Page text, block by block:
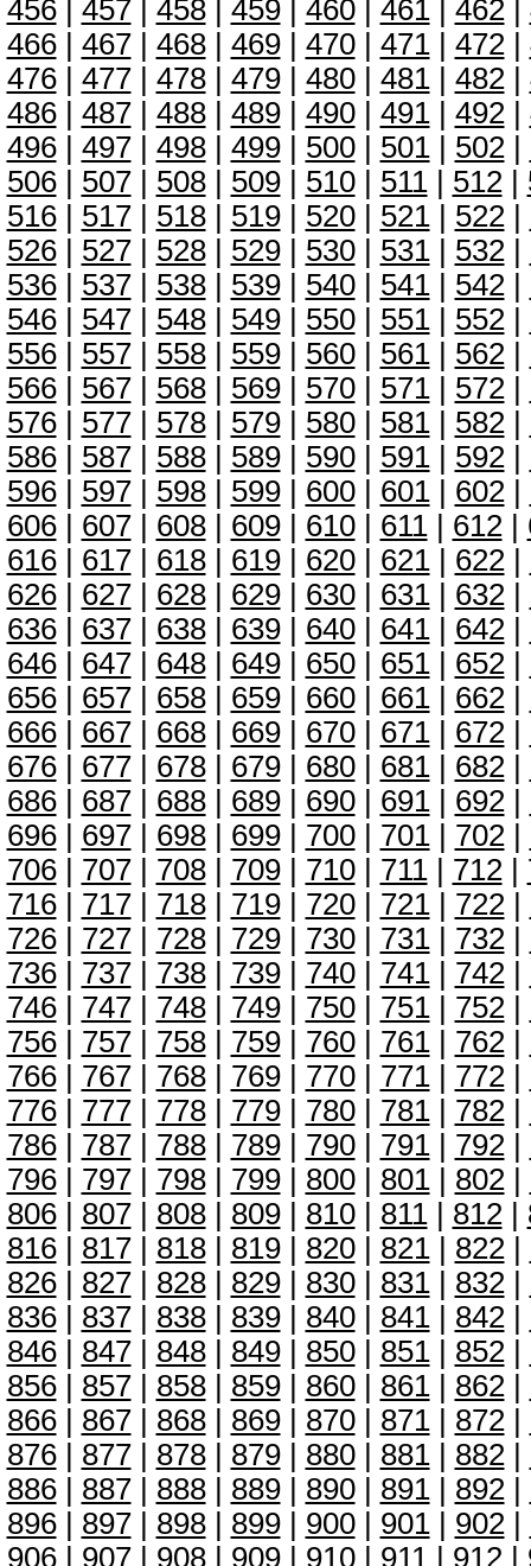
456| 457| 458| 459| 460| 461| 462|
466| 467| 468| 469| 470| 471| 472|
476| 477| 478| 479| 480| 481| 482|
486| 487| 488| 489| 490| 491| 492|
496| 497| 498| 499| 500| 501| 502|
506| 507| 508| 509| 510| 511| 512|
516| 517| 518| 519| 520| 521| 522|
526| 527| 528| 529| 530| 531| 532|
536| 537| 538| 539| 540| 541| 542|
546| 547| 548| 549| 550| 551| 552|
556| 557| 558| 559| 560| 561| 562|
566| 567| 568| 569| 570| 571| 572|
576| 577| 578| 579| 580| 581| 582|
586| 587| 588| 589| 590| 591| 592|
596| 597| 598| 599| 600| 601| 602|
606| 607| 608| 609| 610| 611| 612|
616| 617| 618| 619| 620| 621| 622|
626| 627| 628| 629| 630| 631| 632|
636| 637| 638| 639| 640| 641| 642|
646| 647| 648| 649| 650| 651| 652|
656| 657| 658| 659| 660| 661| 662|
666| 667| 668| 669| 670| 671| 672|
676| 677| 678| 679| 680| 681| 682|
686| 687| 688| 689| 690| 691| 692|
696| 697| 698| 699| 700| 701| 702|
706| 707| 708| 709| 710| 711| 712|
716| 717| 718| 719| 720| 721| 722|
726| 727| 728| 729| 730| 731| 732|
736| 737| 738| 739| 740| 741| 742|
746| 747| 748| 749| 750| 751| 752|
756| 757| 758| 759| 760| 761| 762|
766| 767| 768| 769| 770| 771| 772|
776| 777| 778| 779| 780| 781| 782|
786| 787| 788| 789| 790| 791| 792|
796| 797| 798| 799| 800| 801| 802|
806| 807| 808| 809| 810| 811| 812|
816| 817| 818| 819| 820| 821| 822|
826| 827| 828| 829| 830| 831| 832|
836| 837| 838| 839| 840| 841| 842|
846| 847| 848| 849| 850| 851| 852|
856| 857| 858| 859| 860| 861| 862|
866| 867| 868| 869| 870| 871| 872|
876| 877| 878| 879| 880| 881| 882|
886| 887| 888| 889| 890| 891| 892|
896| 897| 898| 899| 900| 901| 902|
906| 907| 908| 909| 910| 911| 912|